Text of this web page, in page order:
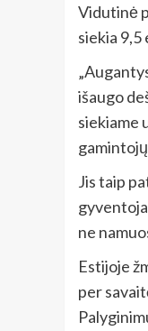
Vidutinė
siekia
išaugo
siekiame
gamintojų
Jis taip
ne
Estijoje
per